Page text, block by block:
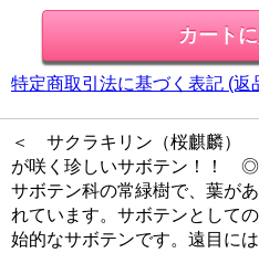
特定商取引法に基づく表記 (返
＜ サクラキリン（桜麒麟
が咲く珍しいサボテン！！ ◎
サボテン科の常緑樹で、葉が
れています。サボテンとして
始的なサボテンです。遠目に